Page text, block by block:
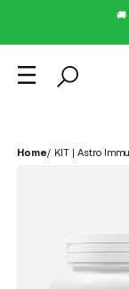
🚚
Home/ KIT | Astro